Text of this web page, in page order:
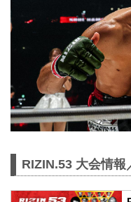
RIZIN.53 大会情報